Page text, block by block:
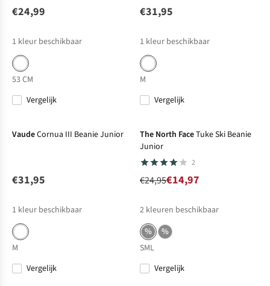
€24,99
1 kleur beschikbaar
53 CM
Vergelijk
€31,95
1 kleur beschikbaar
M
Vergelijk
VaudeCornua III Beanie Junior
€31,95
1 kleur beschikbaar
M
Vergelijk
The North FaceTuke Ski Beanie
Junior
2
€24,95€14,97
2 kleuren beschikbaar
%
%
SML
Vergelijk